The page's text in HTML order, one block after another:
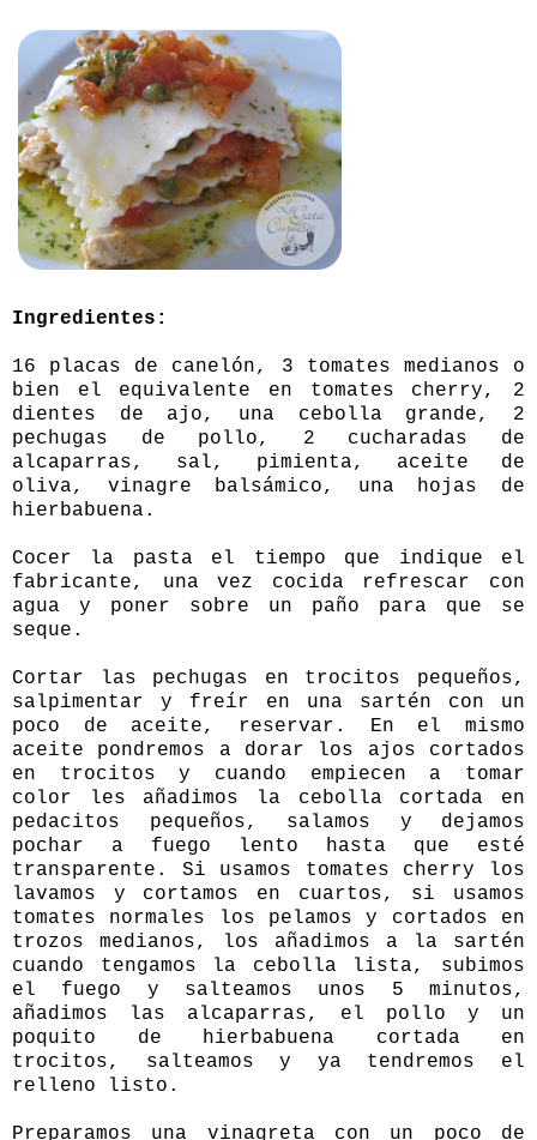
Ingredientes:
16 placas de canelón, 3 tomates medianos o
bien el equivalente en tomates cherry, 2
dientes de ajo, una cebolla grande, 2
pechugas de pollo, 2 cucharadas de
alcaparras, sal, pimienta, aceite de
oliva, vinagre balsámico, una hojas de
hierbabuena.
Cocer la pasta el tiempo que indique el
fabricante, una vez cocida refrescar con
agua y poner sobre un paño para que se
seque.
Cortar las pechugas en trocitos pequeños,
salpimentar y freír en una sartén con un
poco de aceite, reservar. En el mismo
aceite pondremos a dorar los ajos cortados
en trocitos y cuando empiecen a tomar
color les añadimos la cebolla cortada en
pedacitos pequeños, salamos y dejamos
pochar a fuego lento hasta que esté
transparente. Si usamos tomates cherry los
lavamos y cortamos en cuartos, si usamos
tomates normales los pelamos y cortados en
trozos medianos, los añadimos a la sartén
cuando tengamos la cebolla lista, subimos
el fuego y salteamos unos 5 minutos,
añadimos las alcaparras, el pollo y un
poquito de hierbabuena cortada en
trocitos, salteamos y ya tendremos el
relleno listo.
Preparamos una vinagreta con un poco de